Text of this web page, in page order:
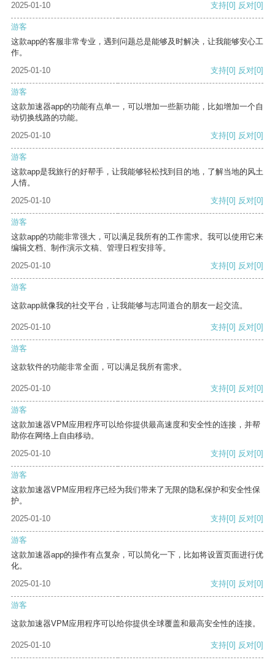
2025-01-10 支持[0] 反对[0]
游客
这款app的客服非常专业，遇到问题总是能够及时解决，让我能够安心工
作。
2025-01-10
支持[0] 反对[0]
游客
这款加速器app的功能有点单一，可以增加一些新功能，比如增加一个自
动切换线路的功能。
2025-01-10
支持[0] 反对[0]
游客
这款app是我旅行的好帮手，让我能够轻松找到目的地，了解当地的风土
人情。
2025-01-10
支持[0] 反对[0]
游客
这款app的功能非常强大，可以满足我所有的工作需求。我可以使用它来
编辑文档、制作演示文稿、管理日程安排等。
2025-01-10
支持[0] 反对[0]
游客
这款app就像我的社交平台，让我能够与志同道合的朋友一起交流。
2025-01-10 支持[0] 反对[0]
游客
这款软件的功能非常全面，可以满足我所有需求。
2025-01-10 支持[0] 反对[0]
游客
这款加速器VPM应用程序可以给你提供最高速度和安全性的连接，并帮
助你在网络上自由移动。
2025-01-10
支持[0] 反对[0]
游客
这款加速器VPM应用程序已经为我们带来了无限的隐私保护和安全性保
护。
2025-01-10
支持[0] 反对[0]
游客
这款加速器app的操作有点复杂，可以简化一下，比如将设置页面进行优
化。
2025-01-10
支持[0] 反对[0]
游客
这款加速器VPM应用程序可以给你提供全球覆盖和最高安全性的连接。
2025-01-10 支持[0] 反对[0]